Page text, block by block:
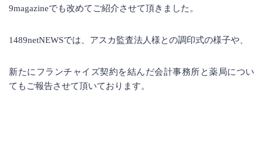
9magazineでも改めてご紹介させて頂きました。
1489netNEWSでは、アスカ監査法人様との調印式の様子や、
新たにフランチャイズ契約を結んだ会計事務所と薬局につい
てもご報告させて頂いております。